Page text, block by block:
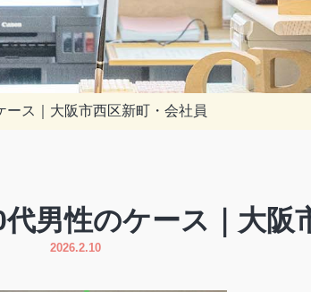
ス｜大阪市西区新町・会社員
男性のケース｜大阪
2026.2.10